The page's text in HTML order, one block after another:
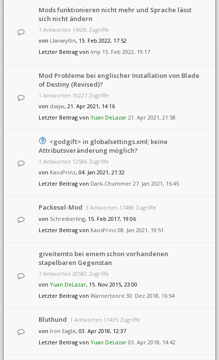
Mods funktionieren nicht mehr und Sprache lässt
sich nicht ändern
1 Antworten 14630 Zugriffe
von Llanwyllin, 15. Feb 2022, 17:52
Letzter Beitrag von Imp 15. Feb 2022, 19:17
Mod Probleme bei englischer Installation von Blade
of Destiny (Revised)?
1 Antworten 10227 Zugriffe
von dsajw, 21. Apr 2021, 14:16
Letzter Beitrag von Yuan DeLazar 21. Apr 2021, 21:58
<godgift> in globalsettings.xml; keine
Attributsveränderung möglich?
1 Antworten 12586 Zugriffe
von KaosPrinz, 04. Jan 2021, 21:32
Letzter Beitrag von Dark-Chummer 27. Jan 2021, 16:45
Packesel-Mod 3 Antworten 17488 Zugriffe
von Schreiberling, 15. Feb 2017, 19:06
Letzter Beitrag von KaosPrinz 08. Jan 2021, 19:51
giveitemto bei einem schon vorhandenen
stapelbaren Gegenstan
7 Antworten 20582 Zugriffe
von Yuan DeLazar, 15. Nov 2015, 23:00
Letzter Beitrag von Warnertoore 30. Dez 2018, 16:54
Bluthund 1 Antworten 11435 Zugriffe
von Iron Eagle, 03. Apr 2018, 12:37
Letzter Beitrag von Yuan DeLazar 03. Apr 2018, 14:42